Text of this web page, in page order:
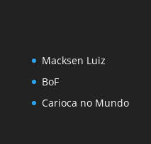
Macksen Luiz
BoF
Carioca no Mundo